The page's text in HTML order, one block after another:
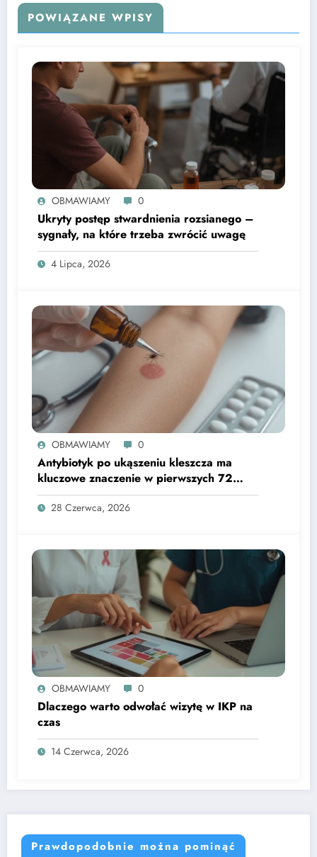
POWIĄZANE WPISY
OBMAWIAMY 0
Ukryty postęp stwardnienia rozsianego –
sygnały, na które trzeba zwrócić uwagę
4 Lipca, 2026
OBMAWIAMY 0
Antybiotyk po ukąszeniu kleszcza ma
kluczowe znaczenie w pierwszych 72
godzinach
28 Czerwca, 2026
OBMAWIAMY 0
Dlaczego warto odwołać wizytę w IKP na
czas
14 Czerwca, 2026
Prawdopodobnie można pominąć